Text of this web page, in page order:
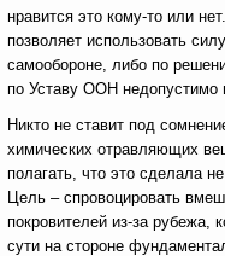
нравится это кому-то или
позволяет использовать
самообороне, либо по
по Уставу ООН недопустимо
Никто не ставит под
химических отравляющих
полагать, что это сделала
Цель – спровоцировать
покровителей из-за рубежа,
сути на стороне